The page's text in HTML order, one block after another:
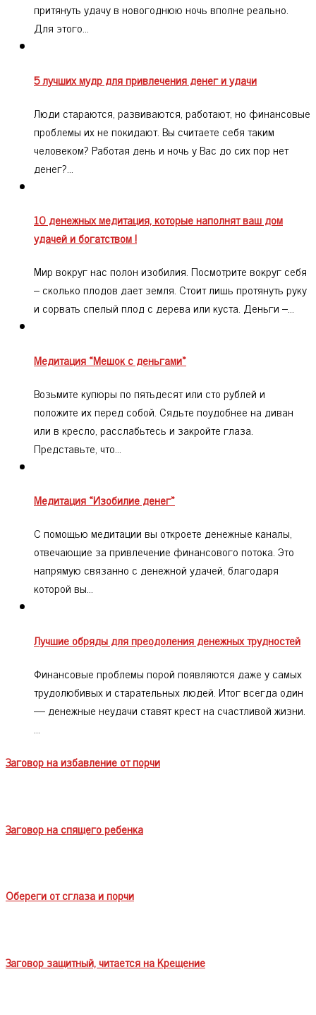
притянуть удачу в новогоднюю ночь вполне реально.
Для этого…
5 лучших мудр для привлечения денег и удачи
Люди стараются, развиваются, работают, но финансовые
проблемы их не покидают. Вы считаете себя таким
человеком? Работая день и ночь у Вас до сих пор нет
денег?…
10 денежных медитация, которые наполнят ваш дом
удачей и богатством !
Мир вокруг нас полон изобилия. Посмотрите вокруг себя
– сколько плодов дает земля. Стоит лишь протянуть руку
и сорвать спелый плод с дерева или куста. Деньги –…
Медитация «Мешок с деньгами»
Возьмите купюры по пятьдесят или сто рублей и
положите их перед собой. Сядьте поудобнее на диван
или в кресло, расслабьтесь и закройте глаза.
Представьте, что…
Медитация «Изобилие денег»
С помощью медитации вы откроете денежные каналы,
отвечающие за привлечение финансового потока. Это
напрямую связанно с денежной удачей, благодаря
которой вы…
Лучшие обряды для преодоления денежных трудностей
Финансовые проблемы порой появляются даже у самых
трудолюбивых и старательных людей. Итог всегда один
— денежные неудачи ставят крест на счастливой жизни.
…
Заговор на избавление от порчи
Заговор на спящего ребенка
Обереги от сглаза и порчи
Заговор защитный, читается на Крещение